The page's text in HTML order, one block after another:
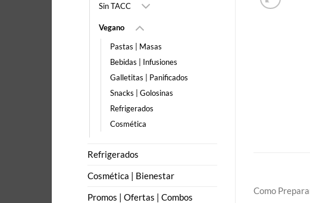
Sin TACC
Vegano
Pastas | Masas
Bebidas | Infusiones
Galletitas | Panificados
Snacks | Golosinas
Refrigerados
Cosmética
Refrigerados
Cosmética | Bienestar
Promos | Ofertas | Combos
Como